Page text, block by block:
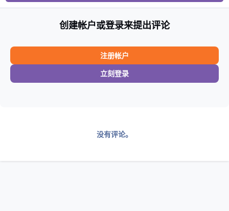
创建帐户或登录来提出评论
注册帐户
立刻登录
没有评论。